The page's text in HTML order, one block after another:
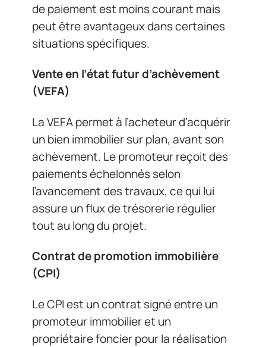
de paiement est moins courant mais
peut être avantageux dans certaines
situations spécifiques.
Vente en l’état futur d’achèvement
(VEFA)
La VEFA permet à l’acheteur d’acquérir
un bien immobilier sur plan, avant son
achèvement. Le promoteur reçoit des
paiements échelonnés selon
l’avancement des travaux, ce qui lui
assure un flux de trésorerie régulier
tout au long du projet.
Contrat de promotion immobilière
(CPI)
Le CPI est un contrat signé entre un
promoteur immobilier et un
propriétaire foncier pour la réalisation